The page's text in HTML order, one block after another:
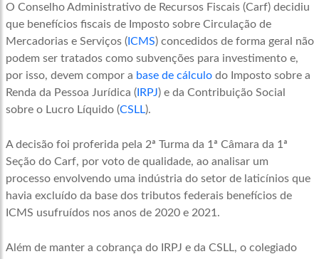
O Conselho Administrativo de Recursos Fiscais (Carf) decidiu
que benefícios fiscais de Imposto sobre Circulação de
Mercadorias e Serviços (ICMS) concedidos de forma geral não
podem ser tratados como subvenções para investimento e,
por isso, devem compor a base de cálculodo Imposto sobre a
Renda da Pessoa Jurídica (IRPJ) e da Contribuição Social
sobre o Lucro Líquido (CSLL).
A decisão foi proferida pela 2ª Turma da 1ª Câmara da 1ª
Seção do Carf, por voto de qualidade, ao analisar um
processo envolvendo uma indústria do setor de laticínios que
havia excluído da base dos tributos federais benefícios de
ICMS usufruídos nos anos de 2020 e 2021.
Além de manter a cobrança do IRPJ e da CSLL, o colegiado